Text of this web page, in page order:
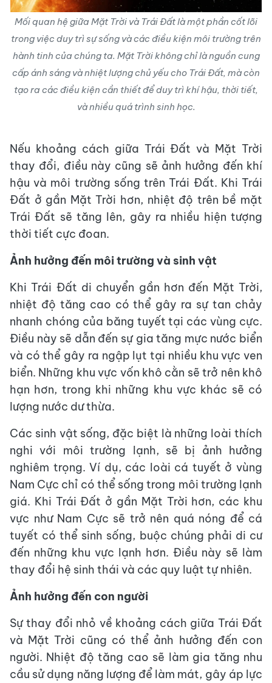
Mối quan hệ giữa Mặt Trời và Trái Đất là một phần cốt lõi
trong việc duy trì sự sống và các điều kiện môi trường trên
hành tinh của chúng ta. Mặt Trời không chỉ là nguồn cung
cấp ánh sáng và nhiệt lượng chủ yếu cho Trái Đất, mà còn
tạo ra các điều kiện cần thiết để duy trì khí hậu, thời tiết,
và nhiều quá trình sinh học.
Nếu khoảng cách giữa Trái Đất và Mặt Trời
thay đổi, điều này cũng sẽ ảnh hưởng đến khí
hậu và môi trường sống trên Trái Đất. Khi Trái
Đất ở gần Mặt Trời hơn, nhiệt độ trên bề mặt
Trái Đất sẽ tăng lên, gây ra nhiều hiện tượng
thời tiết cực đoan.
Ảnh hưởng đến môi trường và sinh vật
Khi Trái Đất di chuyển gần hơn đến Mặt Trời,
nhiệt độ tăng cao có thể gây ra sự tan chảy
nhanh chóng của băng tuyết tại các vùng cực.
Điều này sẽ dẫn đến sự gia tăng mực nước biển
và có thể gây ra ngập lụt tại nhiều khu vực ven
biển. Những khu vực vốn khô cằn sẽ trở nên khô
hạn hơn, trong khi những khu vực khác sẽ có
lượng nước dư thừa.
Các sinh vật sống, đặc biệt là những loài thích
nghi với môi trường lạnh, sẽ bị ảnh hưởng
nghiêm trọng. Ví dụ, các loài cá tuyết ở vùng
Nam Cực chỉ có thể sống trong môi trường lạnh
giá. Khi Trái Đất ở gần Mặt Trời hơn, các khu
vực như Nam Cực sẽ trở nên quá nóng để cá
tuyết có thể sinh sống, buộc chúng phải di cư
đến những khu vực lạnh hơn. Điều này sẽ làm
thay đổi hệ sinh thái và các quy luật tự nhiên.
Ảnh hưởng đến con người
Sự thay đổi nhỏ về khoảng cách giữa Trái Đất
và Mặt Trời cũng có thể ảnh hưởng đến con
người. Nhiệt độ tăng cao sẽ làm gia tăng nhu
cầu sử dụng năng lượng để làm mát, gây áp lực